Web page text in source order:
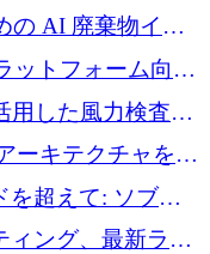
控えめな」後任
の AI 廃棄物イン
にシリーズ B で
ットフォーム向け
獲得
用した風力検査の
ンド以上を確保
ーキテクチャを拡
を調達
を超えて: ソブリ
る DFINITY の
ィング、最新ラウ